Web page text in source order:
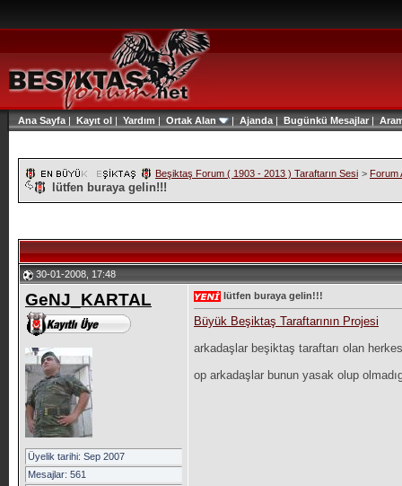
Ana Sayfa | Kayıt ol | Yardım | Ortak Alan | Ajanda | Bugünkü Mesajlar|
Beşiktaş Forum ( 1903 - 2013 ) Taraftarın Sesi > Forum
lütfen buraya gelin!!!
30-01-2008, 17:48
GeNJ_KARTAL
Üyelik tarihi: Sep 2007
Mesajlar: 561
lütfen buraya gelin!!!
Büyük Beşiktaş Taraftarının Projesi
arkadaşlar beşiktaş taraftarı olan
op arkadaşlar bunun yasak olup